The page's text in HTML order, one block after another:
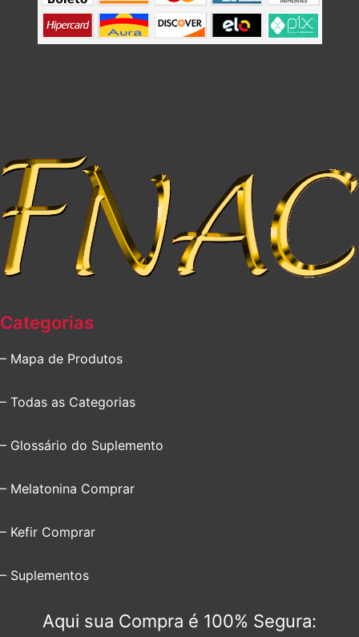
Categorias
– Mapa de Produtos
– Todas as Categorias
– Glossário do Suplemento
– Melatonina Comprar
– Kefir Comprar
– Suplementos
Aqui sua Compra é 100% Segura: